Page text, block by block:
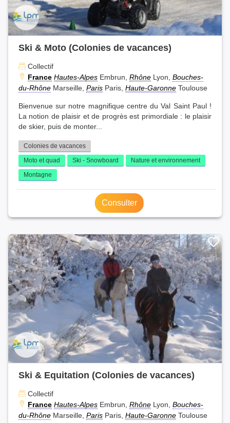
Ski & Moto (Colonies de vacances)
Collectif
France Hautes-Alpes Embrun, Rhône Lyon, Bouches-
du-Rhône Marseille, Paris Paris, Haute-Garonne Toulouse
Bienvenue sur notre magnifique centre du Val Saint Paul !
La notion de plaisir et de progrès est primordiale : le plaisir
de skier, puis de monter...
Colonies de vacances
Moto et quad
Ski - Snowboard
Nature et environnement
Montagne
Consulter
Ski & Equitation (Colonies de vacances)
Collectif
France Hautes-Alpes Embrun, Rhône Lyon, Bouches-
du-Rhône Marseille, Paris Paris, Haute-Garonne Toulouse